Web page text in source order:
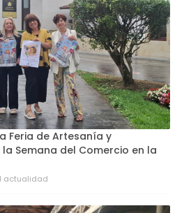
Feria de Artesanía y
Semana del Comercio en la
actualidad